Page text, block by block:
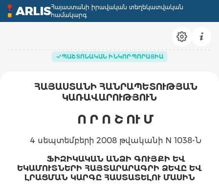
ARLISՀայաստանի իրավական տեղեկատվական
համակարգ
ՊԱՇՏՈՆԱԿԱՆ ԻՆԿՈՐՊՈՐԱՑԻԱ
ՀԱՅԱՍՏԱՆԻ ՀԱՆՐԱՊԵՏՈՒԹՅԱՆ
ԿԱՌԱՎԱՐՈՒԹՅՈՒՆ
Ո Ր Ո Շ ՈՒ Մ
4 սեպտեմբերի 2008 թվականի N 1038-Ն
ՖԻԶԻԿԱԿԱՆ ԱՆՁԻ ԳՈՒՅՔԻ ԵՎ
ԵԿԱՄՈՒՏՆԵՐԻ ՀԱՅՏԱՐԱՐԱԳՐԻ ՁԵՎԸ ԵՎ
ԼՐԱՑՄԱՆ ԿԱՐԳԸ ՀԱՍՏԱՏԵԼՈՒ ՄԱՍԻՆ